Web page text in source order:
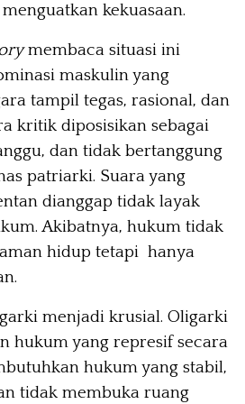
kekuasaan.
membaca situasi ini
maskulin yang
tampil tegas, rasional, dan
kritik diposisikan sebagai
dan tidak bertanggung
patriarki. Suara yang
dianggap tidak layak
Akibatnya, hukum tidak
hidup tetapi hanya
menjadi krusial. Oligarki
hukum yang represif secara
hukum yang stabil,
tidak membuka ruang